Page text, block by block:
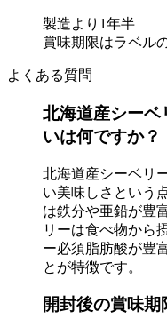
製造より1年半
賞味期限はラベル
よくある質問
北海道産シーベ
いは何ですか？
北海道産シーベリ
い美味しさという
は鉄分や亜鉛が豊
リーは食べ物から
ー必須脂肪酸が豊
とが特徴です。
開封後の賞味期